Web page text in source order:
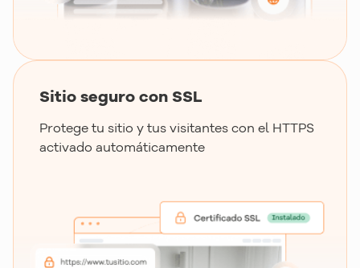
Sitio seguro con SSL
Protege tu sitio y tus visitantes con el HTTPS
activado automáticamente